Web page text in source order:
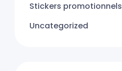
Stickers promotionnels
Uncategorized